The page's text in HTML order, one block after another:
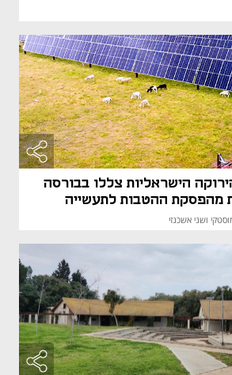
הישראליות צללו בבורסה
מהפסקת ההטבות לתעשייה
ושני אשכנזי